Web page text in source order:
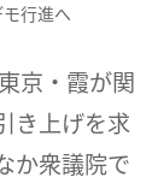
行進へ
京・霞が関
き上げを求
か衆議院で